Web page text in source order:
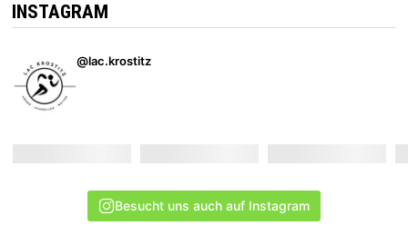
INSTAGRAM
@lac.krostitz
Besucht uns auch auf Instagram